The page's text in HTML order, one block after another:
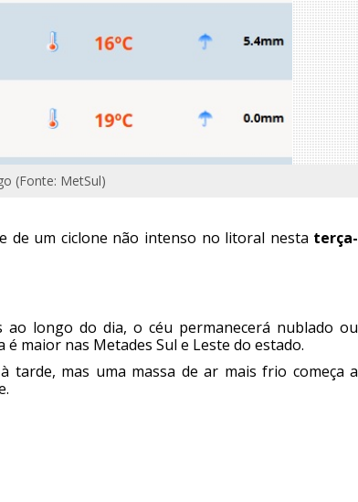
(Fonte: MetSul)
de um ciclone não intenso no litoral nesta terça-
longo do dia, o céu permanecerá nublado ou
maior nas Metades Sul e Leste do estado.
tarde, mas uma massa de ar mais frio começa a